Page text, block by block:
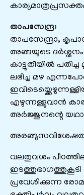
താപസേന്ദ്ര:
താപസേന്ദ്രാ,
അങ്ങയുടെ
കാട്ടുതീയില്‍
ലഭിച്ച മഴ
എഴുന്നള്ളുവാന്‍
അര്‍ജ്ജുനന്റെ
വലതുവശം
ഇടത്തുഭാഗത്തുകൂടി
പ്രവേശിക്കുന്ന